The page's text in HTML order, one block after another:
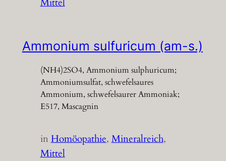
Ammonium sulfuricum (am-s.)
(NH4)2SO4, Ammonium sulphuricum;
Ammoniumsulfat, schwefelsaures
Ammonium, schwefelsaurer Ammoniak;
E517, Mascagnin
inHomöopathie, Mineralreich
Mittel